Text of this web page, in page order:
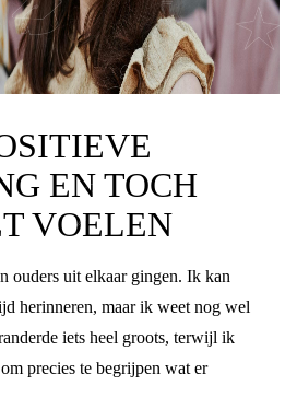
EN TOCH
VOELEN
ouders uit elkaar gingen. Ik kan
herinneren, maar ik weet nog wel
iets heel groots, terwijl ik
precies te begrijpen wat er